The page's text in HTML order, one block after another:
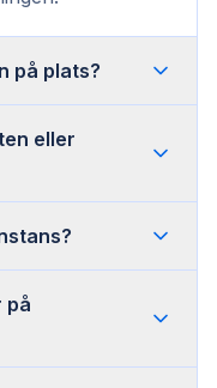
på plats?
eller
på